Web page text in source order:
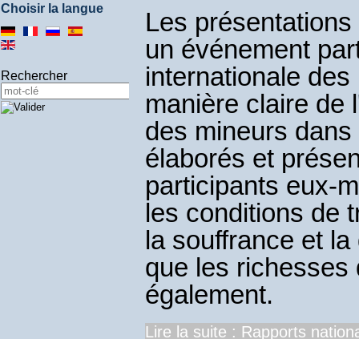
Choisir la langue
Rechercher
Les
un événement
internationale
manière claire de
des mineurs
élaborés et
participants eux-
les conditions de
la souffrance et
que les richesses
également.
Lire la suite : Rapports